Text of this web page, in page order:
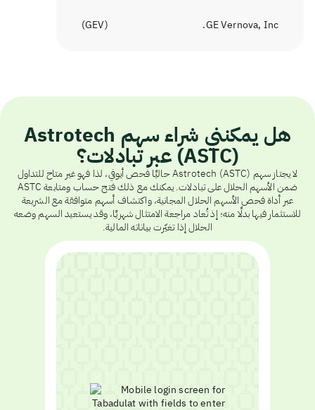
GE Vernova, Inc.
(
GEV
)
هل يمكنني شراء سهم Astrotech
(ASTC) عبر تبادلات؟
لا يجتاز سهم Astrotech (ASTC) حاليًا فحص أيوفي، لذا فهو غير متاح للتداول
ضمن الأسهم الحلال على تبادلات. يمكنك مع ذلك فتح حساب ومتابعة ASTC
عبر أداة فحص الأسهم الحلال المجانية، واكتشاف أسهم متوافقة مع الشريعة
للاستثمار فيها بدلًا منه؛ إذ تُعاد مراجعة الامتثال شهريًا، وقد يستعيد السهم وضعه
الحلال إذا تغيّرت بياناته المالية.